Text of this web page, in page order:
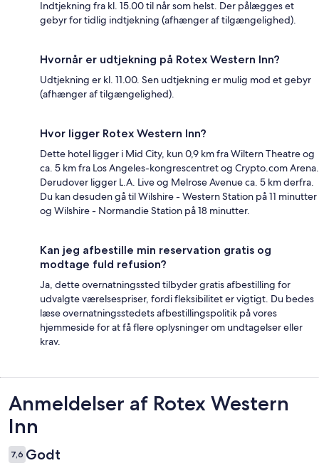
Indtjekning fra kl. 15.00 til når som helst. Der pålægges et
gebyr for tidlig indtjekning (afhænger af tilgængelighed).
Hvornår er udtjekning på Rotex Western Inn?
Udtjekning er kl. 11.00. Sen udtjekning er mulig mod et gebyr
(afhænger af tilgængelighed).
Hvor ligger Rotex Western Inn?
Dette hotel ligger i Mid City, kun 0,9 km fra Wiltern Theatre og
ca. 5 km fra Los Angeles-kongrescentret og Crypto.com Arena.
Derudover ligger L.A. Live og Melrose Avenue ca. 5 km derfra.
Du kan desuden gå til Wilshire - Western Station på 11 minutter
og Wilshire - Normandie Station på 18 minutter.
Kan jeg afbestille min reservation gratis og
modtage fuld refusion?
Ja, dette overnatningssted tilbyder gratis afbestilling for
udvalgte værelsespriser, fordi fleksibilitet er vigtigt. Du bedes
læse overnatningsstedets afbestillingspolitik på vores
hjemmeside for at få flere oplysninger om undtagelser eller
krav.
Anmeldelser
Anmeldelser af Rotex Western
Inn
7,6 Godt